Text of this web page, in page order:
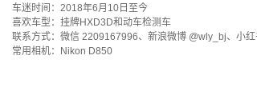
车迷时间：2018年6月10日至今
喜欢车型：挂牌HXD3D和动车检测车
联系方式：微信 2209167996、新浪微博 @wly_bj、小
常用相机：Nikon D850